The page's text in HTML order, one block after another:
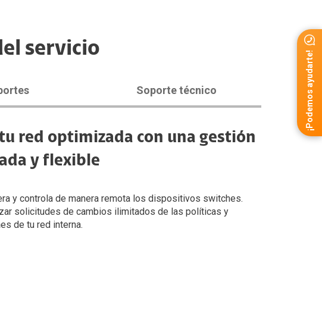
servicio
Soporte técnico
red optimizada con una gestión
y flexible
y controla de manera remota los dispositivos switches.​
solicitudes de cambios ilimitados de las políticas y
de tu red interna.
¡Podemos ayudarte!